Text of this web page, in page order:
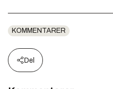
KOMMENTARER
Del